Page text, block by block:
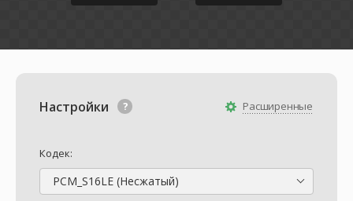
Расширенные
Настройки
Кодек:
PCM_S16LE (Несжатый)